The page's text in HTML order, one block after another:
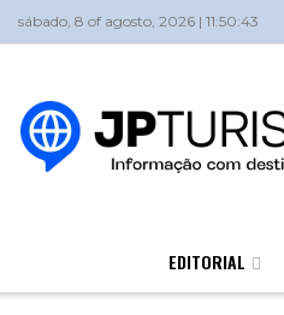
sábado, 8 of agosto, 2026 | 11:50:43
EDITORIAL